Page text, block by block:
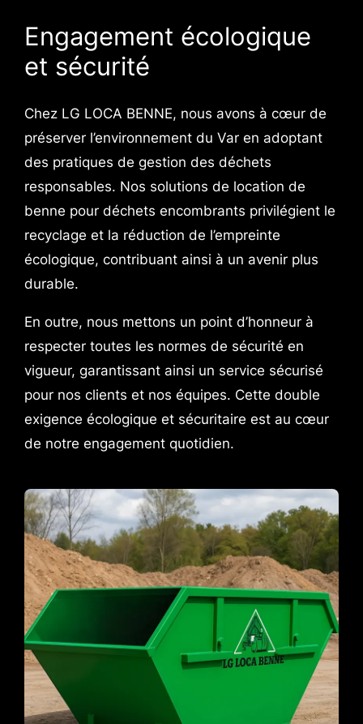
Engagement écologique
et sécurité
Chez LG LOCA BENNE, nous avons à cœur de
préserver l’environnement du Var en adoptant
des pratiques de gestion des déchets
responsables. Nos solutions de location de
benne pour déchets encombrants privilégient le
recyclage et la réduction de l’empreinte
écologique, contribuant ainsi à un avenir plus
durable.
En outre, nous mettons un point d’honneur à
respecter toutes les normes de sécurité en
vigueur, garantissant ainsi un service sécurisé
pour nos clients et nos équipes. Cette double
exigence écologique et sécuritaire est au cœur
de notre engagement quotidien.